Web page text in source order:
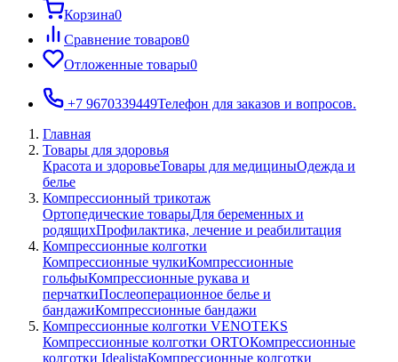
Корзина0
Сравнение товаров0
Отложенные товары0
+7 9670339449Телефон для заказов и вопросов.
Главная
Товары для здоровья
Красота и здоровьеТовары для медициныОдежда и
белье
Компрессионный трикотаж
Ортопедические товарыДля беременных и
родящихПрофилактика, лечение и реабилитация
Компрессионные колготки
Компрессионные чулкиКомпрессионные
гольфыКомпрессионные рукава и
перчаткиПослеоперационное белье и
бандажиКомпрессионные бандажи
Компрессионные колготки VENOTEKS
Компрессионные колготки ORTOКомпрессионные
колготки IdealistaКомпрессионные колготки